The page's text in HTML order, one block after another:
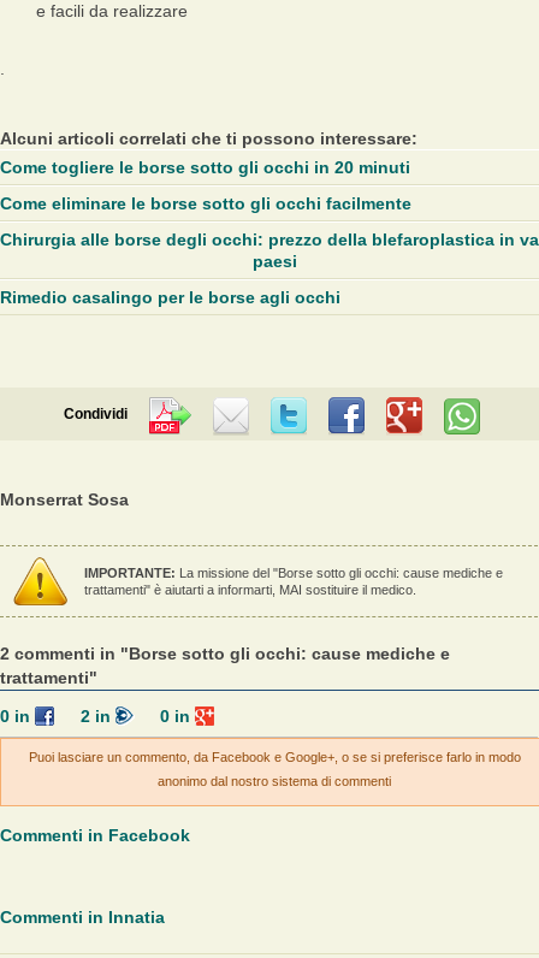
e facili da realizzare
Alcuni articoli correlati che ti possono interessare:
Come togliere le borse sotto gli occhi in 20 minuti
Come eliminare le borse sotto gli occhi facilmente
Chirurgia alle borse degli occhi: prezzo della blefaroplastica in
paesi
Rimedio casalingo per le borse agli occhi
Condividi
Monserrat Sosa
IMPORTANTE: La missione del "Borse sotto gli occhi: cause mediche e
trattamenti" è aiutarti a informarti, MAI sostituire il medico.
2 commenti in "Borse sotto gli occhi: cause mediche e
trattamenti"
0in 2in 0 in
Puoi lasciare un commento, da Facebook e Google+, o se si preferisce farlo in modo
anonimo dal nostro sistema di commenti
Commenti in Facebook
Commenti in Innatia